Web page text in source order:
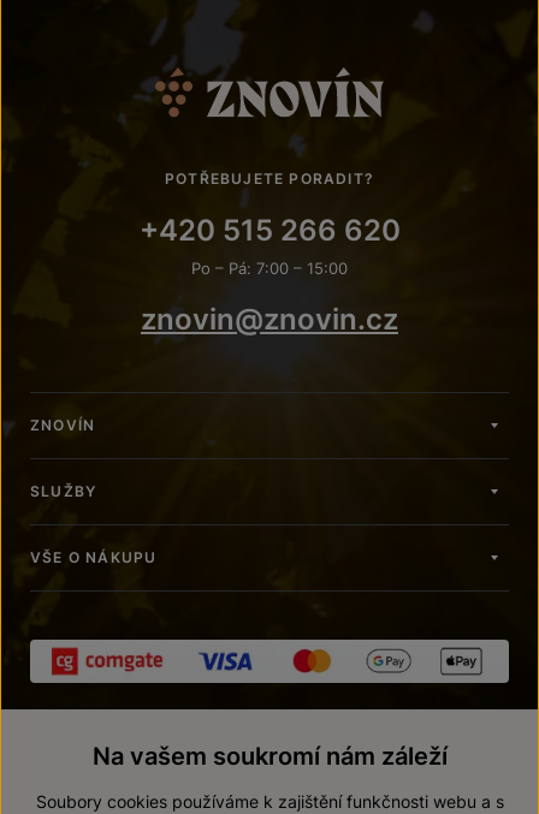
POTŘEBUJETE PORADIT?
+420 515 266 620
Po – Pá: 7:00 – 15:00
znovin@znovin.cz
ZNOVÍN
SLUŽBY
VŠE O NÁKUPU
Na vašem soukromí nám záleží
Soubory cookies používáme k zajištění funkčnosti webu a s